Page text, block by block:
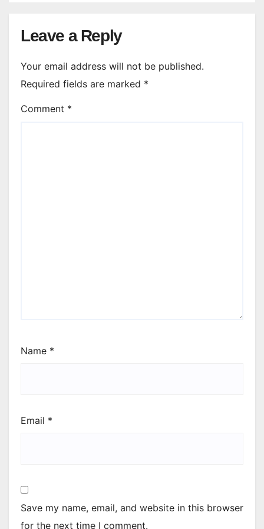
Leave a Reply
Your email address will not be published.
Required fields are marked *
Comment *
Name *
Email *
Save my name, email, and website in this browser
for the next time I comment.